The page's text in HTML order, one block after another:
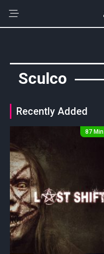
Sculco
Recently Added
87 Min